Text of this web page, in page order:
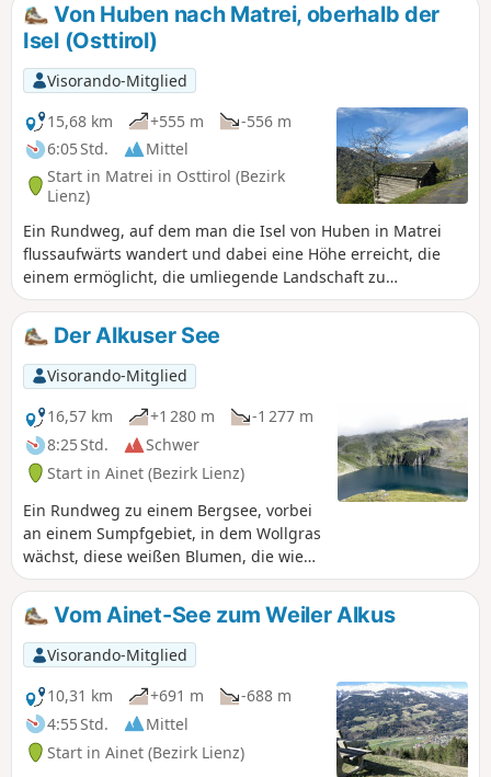
Von Huben nach Matrei, oberhalb der
Isel (Osttirol)
Visorando-Mitglied
15,68 km
+555 m
-556 m
6:05 Std.
Mittel
Start in Matrei in Osttirol (Bezirk
Lienz)
Ein Rundweg, auf dem man die Isel von Huben in Matrei
flussaufwärts wandert und dabei eine Höhe erreicht, die
einem ermöglicht, die umliegende Landschaft zu
bewundern. Man folgt einen Großteil der Strecke dem
Iseltrail und verlässt ihn dann, um in die Wälder zu
gelangen und die hohen Berge in der Ferne zu bewundern.
Wir durchwandern Felder, Bauernhöfe und sogar ein
Gebiet, in dem Wölfe leben (ich habe keine gesehen...).
Der Alkuser See
Visorando-Mitglied
16,57 km
+1 280 m
-1 277 m
8:25 Std.
Schwer
Start in Ainet (Bezirk Lienz)
Ein Rundweg zu einem Bergsee, vorbei
an einem Sumpfgebiet, in dem Wollgras
wächst, diese weißen Blumen, die wie
Baumwolle aussehen. Schöne Ausblicke
auf das Tal und die umliegenden Berge.
Vom Ainet-See zum Weiler Alkus
Visorando-Mitglied
10,31 km
+691 m
-688 m
4:55 Std.
Mittel
Start in Ainet (Bezirk Lienz)